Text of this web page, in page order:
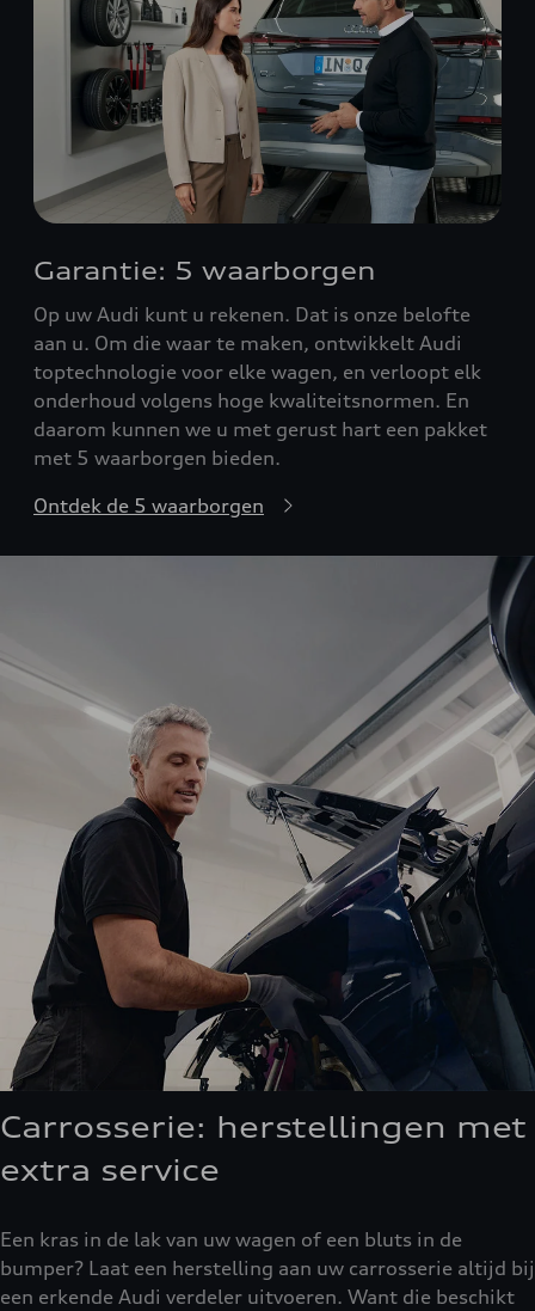
Garantie: 5 waarborgen
Op uw Audi kunt u rekenen. Dat is onze belofte
aan u. Om die waar te maken, ontwikkelt Audi
toptechnologie voor elke wagen, en verloopt elk
onderhoud volgens hoge kwaliteitsnormen. En
daarom kunnen we u met gerust hart een pakket
met 5 waarborgen bieden.
Ontdek de 5 waarborgen
Carrosserie: herstellingen met
extra service
Een kras in de lak van uw wagen of een bluts in de
bumper? Laat een herstelling aan uw carrosserie altijd bij
een erkende Audi verdeler uitvoeren. Want die beschikt